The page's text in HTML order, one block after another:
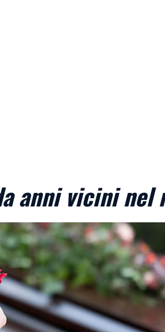
anni vicini